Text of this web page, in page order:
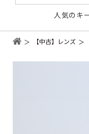
人気のキ
【中古】レンズ